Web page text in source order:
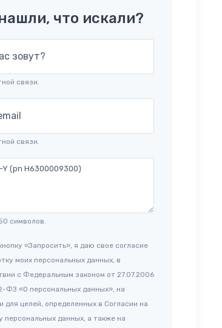
что искали?
зовут?
связи.
связи.
символов.
«Запросить», я даю свое согласие
моих персональных данных, в
с Федеральным законом от 27.07.2006
ФЗ «О персональных данных», на
для целей, определенных в Согласии на
персональных данных, а также на